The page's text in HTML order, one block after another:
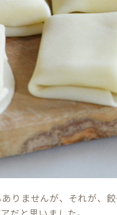
りませんが、それが、